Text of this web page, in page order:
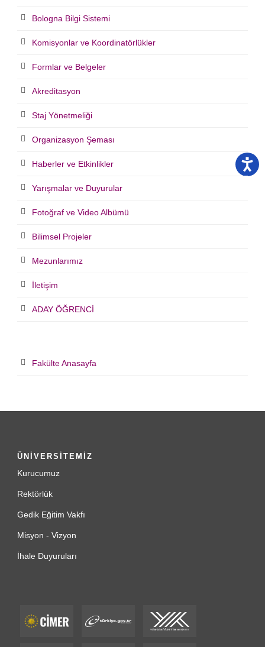
Bologna Bilgi Sistemi
Komisyonlar ve Koordinatörlükler
Formlar ve Belgeler
Akreditasyon
Staj Yönetmeliği
Organizasyon Şeması
Haberler ve Etkinlikler
Yarışmalar ve Duyurular
Fotoğraf ve Video Albümü
Bilimsel Projeler
Mezunlarımız
İletişim
ADAY ÖĞRENCİ
Fakülte Anasayfa
ÜNİVERSİTEMİZ
Kurucumuz
Rektörlük
Gedik Eğitim Vakfı
Misyon - Vizyon
İhale Duyuruları